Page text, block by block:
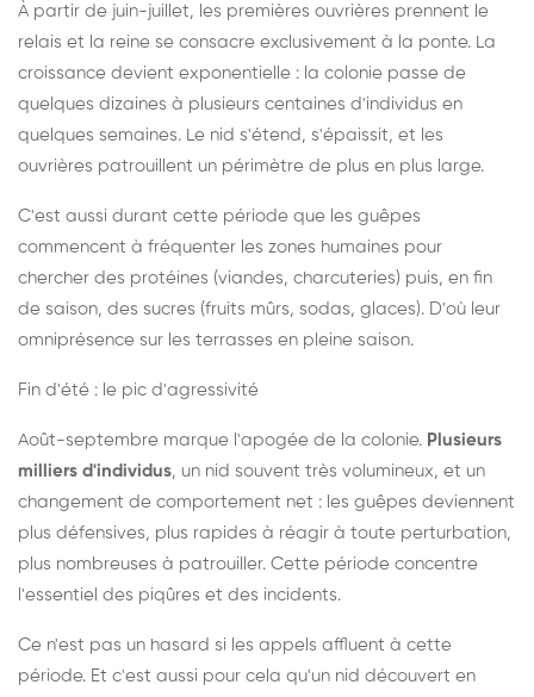
À partir de juin-juillet, les premières ouvrières prennent le
relais et la reine se consacre exclusivement à la ponte. La
croissance devient exponentielle : la colonie passe de
quelques dizaines à plusieurs centaines d'individus en
quelques semaines. Le nid s'étend, s'épaissit, et les
ouvrières patrouillent un périmètre de plus en plus large.
C'est aussi durant cette période que les guêpes
commencent à fréquenter les zones humaines pour
chercher des protéines (viandes, charcuteries) puis, en fin
de saison, des sucres (fruits mûrs, sodas, glaces). D'où leur
omniprésence sur les terrasses en pleine saison.
Fin d'été : le pic d'agressivité
Août-septembre marque l'apogée de la colonie. Plusieurs
milliers d'individus, un nid souvent très volumineux, et un
changement de comportement net : les guêpes deviennent
plus défensives, plus rapides à réagir à toute perturbation,
plus nombreuses à patrouiller. Cette période concentre
l'essentiel des piqûres et des incidents.
Ce n'est pas un hasard si les appels affluent à cette
période. Et c'est aussi pour cela qu'un nid découvert en